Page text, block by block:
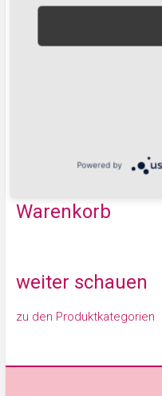
Produktsuche
Warenkorb
weiter schauen
zu den Produktkategorien
Powered by